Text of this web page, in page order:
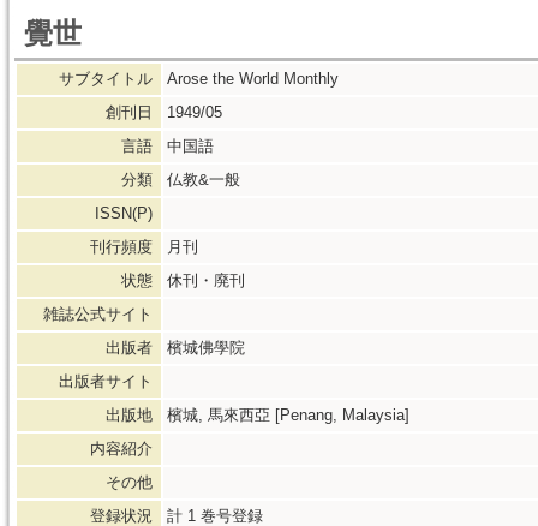
覺世
サブタイトル
Arose the World Monthly
創刊日
1949/05
言語
中国語
分類
仏教&一般
ISSN(P)
刊行頻度
月刊
状態
休刊・廃刊
雑誌公式サイト
出版者
檳城佛學院
出版者サイト
出版地
檳城, 馬來西亞 [Penang, Malaysia]
内容紹介
その他
登録状況
計 1 巻号登録